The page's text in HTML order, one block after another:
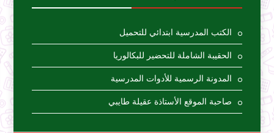
الكتب المدرسية ابتدائي للتحميل
الحقيبة الشاملة للتحضير للبكالوريا
المدونة الرسمية للأدوات المدرسية
صاحبة الموقع الأستاذة عقيلة طايبي